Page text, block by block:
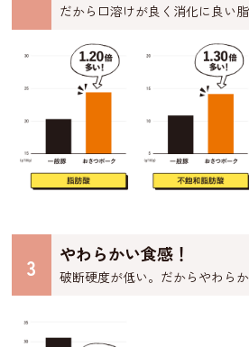
だから口溶けが良く消化に良い脂
3 やわらかい食感！
破断硬度が低い。だからやわら